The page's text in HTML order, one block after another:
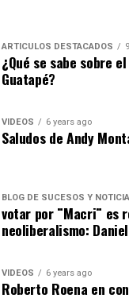
ARTICULOS DESTACADOS
¿Qué se sabe sobre
Guatapé?
VIDEOS 6 years ago
Saludos de Andy
BLOG DE SUCESOS Y
votar por ¨Macri¨ es
neoliberalismo:
VIDEOS 6 years ago
Roberto Roena en